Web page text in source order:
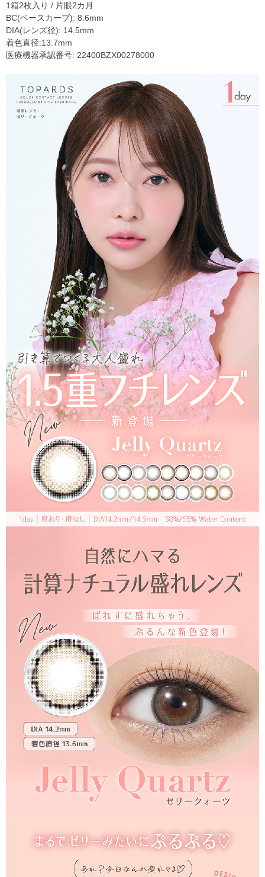
1箱2枚入り / 片眼2カ月
BC(ベースカーブ): 8.6mm
DIA(レンズ径): 14.5mm
着色直径:13.7mm
医療機器承認番号: 22400BZX00278000